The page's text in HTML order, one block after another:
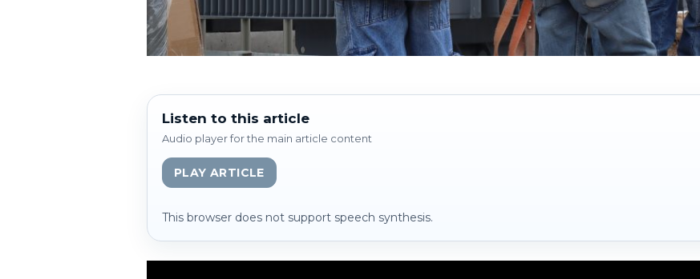
Listen to this article
Audio player for the main article content
PLAY ARTICLE
This browser does not support speech synthesis.